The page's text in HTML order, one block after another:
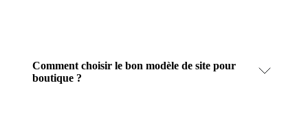
Comment choisir le bon modèle de site pour
boutique ?